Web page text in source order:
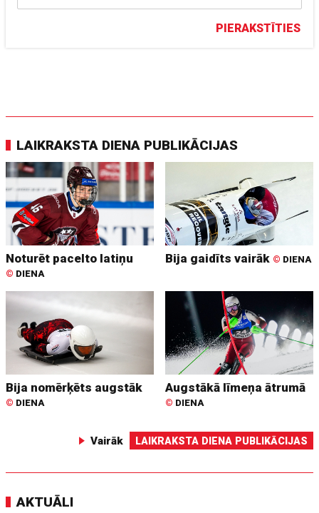
PIERAKSTĪTIES
LAIKRAKSTA DIENA PUBLIKĀCIJAS
Noturēt pacelto latiņu
© DIENA
Bija gaidīts vairāk © DIENA
Bija nomērķēts augstāk
© DIENA
Augstākā līmeņa ātrumā
© DIENA
Vairāk LAIKRAKSTA DIENA PUBLIKĀCIJAS
AKTUĀLI